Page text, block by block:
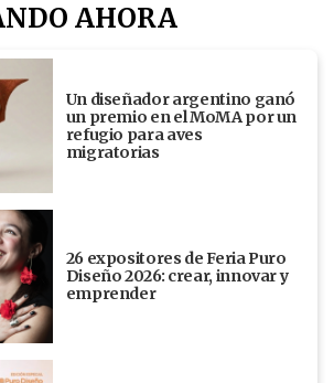
AHORA
Un diseñador argentino ganó
un premio en el MoMA por un
refugio para aves
migratorias
26 expositores de Feria Puro
Diseño 2026: crear, innovar y
emprender